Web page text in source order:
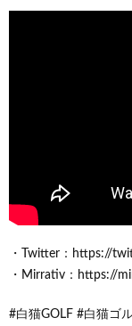
・Twitter：https://
・Mirrativ：https://
#白猫GOLF #白猫ゴ